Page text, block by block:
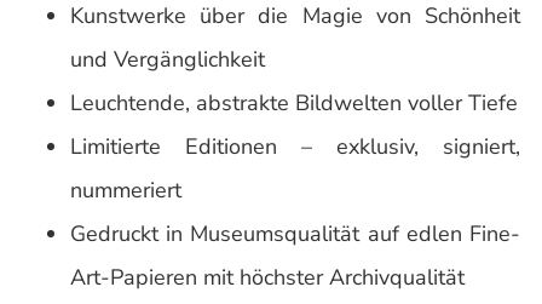
Kunstwerke über die Magie von Schönheit
und Vergänglichkeit
Leuchtende, abstrakte Bildwelten voller Tiefe
Limitierte Editionen – exklusiv, signiert,
nummeriert
Gedruckt in Museumsqualität auf edlen Fine-
Art-Papieren mit höchster Archivqualität